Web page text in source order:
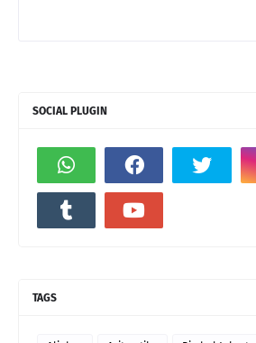
SOCIAL PLUGIN
TAGS